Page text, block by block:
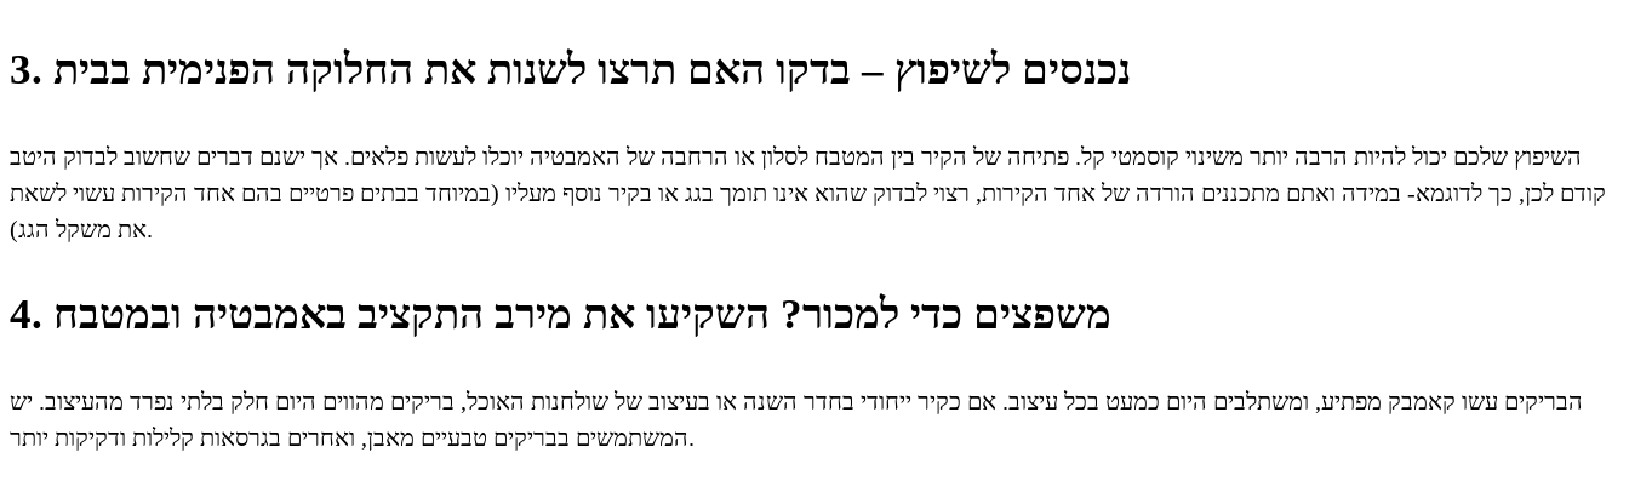
3. נכנסים לשיפוץ – בדקו האם תרצו לשנות את החלוקה הפנימית בבית
השיפוץ שלכם יכול להיות הרבה יותר משינוי קוסמטי קל. פתיחה של הקיר בין המטבח לסלון או הרחבה של האמבטיה יוכלו לעשות פלאים. אך ישנם דברים שחשוב לבדוק היטב
קודם לכן, כך לדוגמא- במידה ואתם מתכננים הורדה של אחד הקירות, רצוי לבדוק שהוא אינו תומך בגג או בקיר נוסף מעליו (במיוחד בבתים פרטיים בהם אחד הקירות עשוי לשאת
את משקל הגג).
4. משפצים כדי למכור? השקיעו את מירב התקציב באמבטיה ובמטבח
הבריקים עשו קאמבק מפתיע, ומשתלבים היום כמעט בכל עיצוב. אם כקיר ייחודי בחדר השנה או בעיצוב של שולחנות האוכל, בריקים מהווים היום חלק בלתי נפרד מהעיצוב. יש
המשתמשים בבריקים טבעיים מאבן, ואחרים בגרסאות קלילות ודקיקות יותר.